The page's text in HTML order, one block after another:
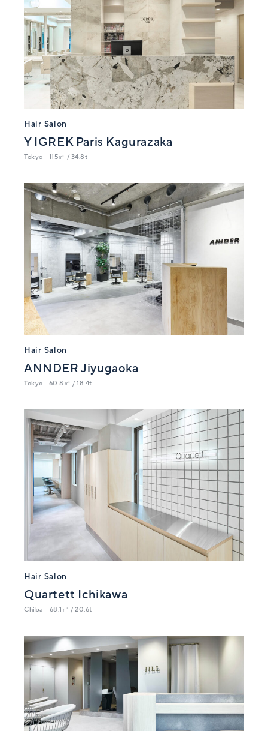
Hair Salon
Y IGREK Paris Kagurazaka
Tokyo 115㎡ / 34.8t
Hair Salon
ANNDER Jiyugaoka
Tokyo 60.8㎡ / 18.4t
Hair Salon
Quartett Ichikawa
Chiba 68.1㎡ / 20.6t